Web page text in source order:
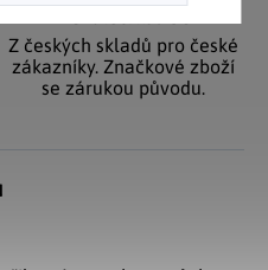
EU distribuce
Z českých skladů pro české
zákazníky. Značkové zboží
se zárukou původu.